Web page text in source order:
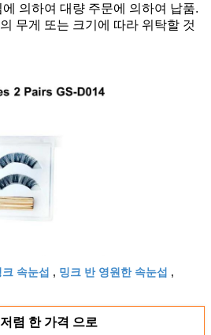
의하여 대량 주문에 의하여 납품.
무게 또는 크기에 따라 위탁할 것
속눈섭 , 밍크 반 영원한 속눈섭 ,
렴 한 가격 으로